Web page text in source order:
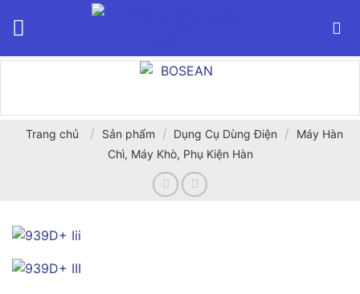
Trang chủ / Sản phẩm / Dụng Cụ Dùng Điện /
Máy Hàn
Chì, Máy Khò, Phụ Kiện Hàn